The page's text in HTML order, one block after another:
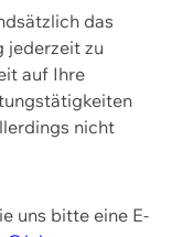
das
jederzeit zu
auf Ihre
nicht
uns bitte eine E-